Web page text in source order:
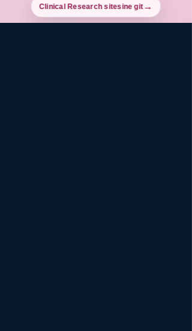
Clinical Research sitesine git